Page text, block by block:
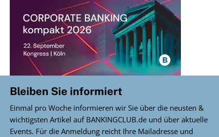
Bleiben Sie informiert
Einmal pro Woche informieren wir Sie über die neusten &
wichtigsten Artikel auf BANKINGCLUB.de und über aktuelle
Events. Für die Anmeldung reicht Ihre Mailadresse und